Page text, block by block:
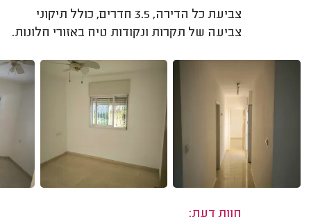
צביעת כל הדירה, 3.5 חדרים, כולל תיקוני
צביעה של תקרות ונקודות טיח באזורי חלונות.
חוות דעת: